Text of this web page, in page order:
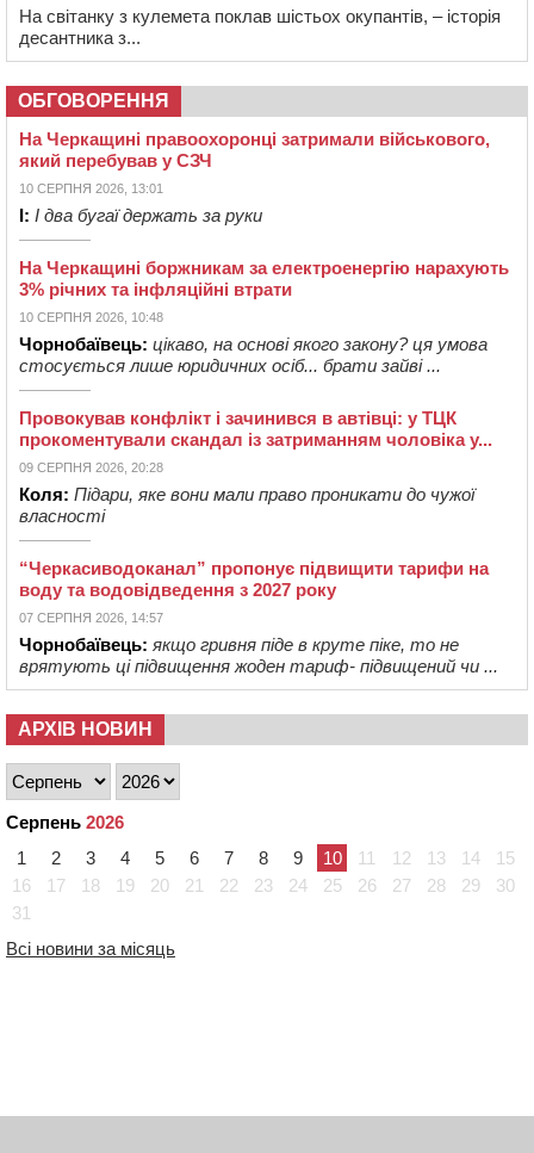
На світанку з кулемета поклав шістьох окупантів, – історія
десантника з...
ОБГОВОРЕННЯ
На Черкащині правоохоронці затримали військового,
який перебував у СЗЧ
10 СЕРПНЯ 2026, 13:01
І: І два бугаї держать за руки
На Черкащині боржникам за електроенергію нарахують
3% річних та інфляційні втрати
10 СЕРПНЯ 2026, 10:48
Чорнобаївець: цікаво, на основі якого закону? ця умова
стосується лише юридичних осіб... брати зайві ...
Провокував конфлікт і зачинився в автівці: у ТЦК
прокоментували скандал із затриманням чоловіка у...
09 СЕРПНЯ 2026, 20:28
Коля: Підари, яке вони мали право проникати до чужої
власності
“Черкасиводоканал” пропонує підвищити тарифи на
воду та водовідведення з 2027 року
07 СЕРПНЯ 2026, 14:57
Чорнобаївець: якщо гривня піде в круте піке, то не
врятують ці підвищення жоден тариф- підвищений чи ...
АРХІВ НОВИН
Серпень 2026
1
2 3 4 5 6 7 8 9 10 11 12 13 14
15
16
17 18 19 20 21 22 23 24 25 26 27 28 29
30
31
Всі новини за місяць